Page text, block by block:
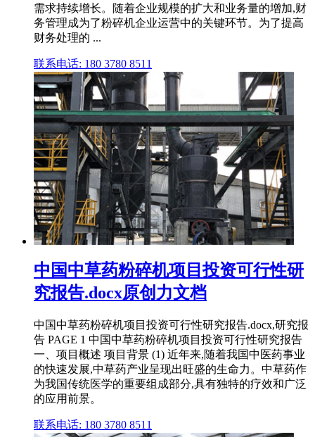
需求持续增长。随着企业规模的扩大和业务量的增加,财
务管理成为了粉碎机企业运营中的关键环节。为了提高
财务处理的 ...
联系电话: 180 3780 8511
中国中草药粉碎机项目投资可行性研
究报告.docx原创力文档
中国中草药粉碎机项目投资可行性研究报告.docx,研究报
告 PAGE 1 中国中草药粉碎机项目投资可行性研究报告
一、项目概述 项目背景 (1) 近年来,随着我国中医药事业
的快速发展,中草药产业呈现出旺盛的生命力。中草药作
为我国传统医学的重要组成部分,具有独特的疗效和广泛
的应用前景。
联系电话: 180 3780 8511